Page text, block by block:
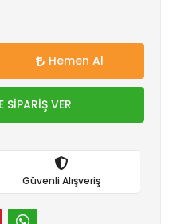
Hemen Al
SİPARİŞ VER
Güvenli Alışveriş